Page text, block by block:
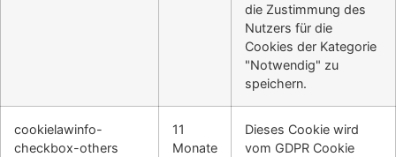
die Zustimmung des
Nutzers für die
Cookies der Kategorie
"Notwendig" zu
speichern.
cookielawinfo-
checkbox-others
11
Monate
Dieses Cookie wird
vom GDPR Cookie